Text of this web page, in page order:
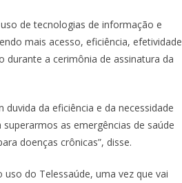
de tecnologias de informação e
mais acesso, eficiência, efetividade
durante a cerimônia de assinatura da
da eficiência e da necessidade
as emergências de saúde
doenças crônicas”, disse.
do Telessaúde, uma vez que vai